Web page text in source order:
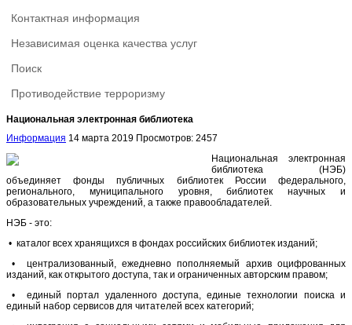
Контактная информация
Независимая оценка качества услуг
Поиск
Противодействие терроризму
Национальная электронная библиотека
Информация 14 марта 2019 Просмотров: 2457
Национальная электронная
библиотека (НЭБ)
объединяет фонды публичных библиотек России федерального,
регионального, муниципального уровня, библиотек научных и
образовательных учреждений, а также правообладателей.
НЭБ - это:
• каталог всех хранящихся в фондах российских библиотек изданий;
• централизованный, ежедневно пополняемый архив оцифрованных
изданий, как открытого доступа, так и ограниченных авторским правом;
• единый портал удаленного доступа, единые технологии поиска и
единый набор сервисов для читателей всех категорий;